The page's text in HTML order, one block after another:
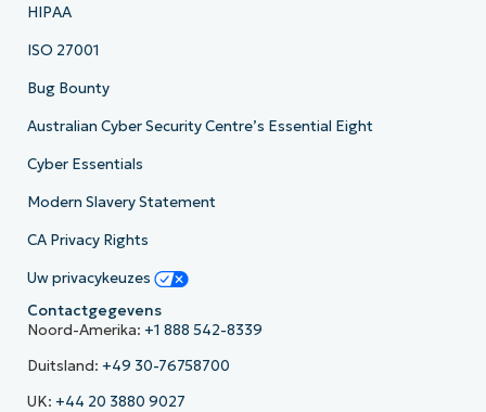
HIPAA
ISO 27001
Bug Bounty
Australian Cyber Security Centre’s Essential Eight
Cyber Essentials
Modern Slavery Statement
CA Privacy Rights
Uw privacykeuzes
Contactgegevens
Noord-Amerika: +1 888 542-8339
Duitsland: +49 30-76758700
UK: +44 20 3880 9027